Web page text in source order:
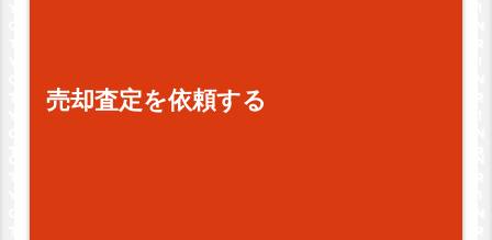
売却査定を依頼する